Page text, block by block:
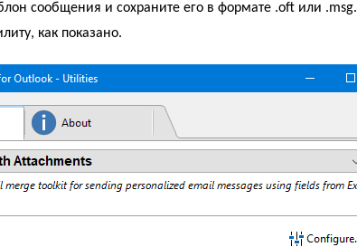
сообщения и сохраните его в формате .oft или .msg.
как показано.